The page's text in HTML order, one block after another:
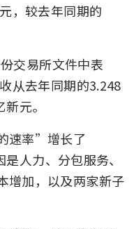
，较去年同期的
交易所文件中表
从去年同期的3.248
元。
速率”增长了
人力、分包服务、
增加，以及两家新子